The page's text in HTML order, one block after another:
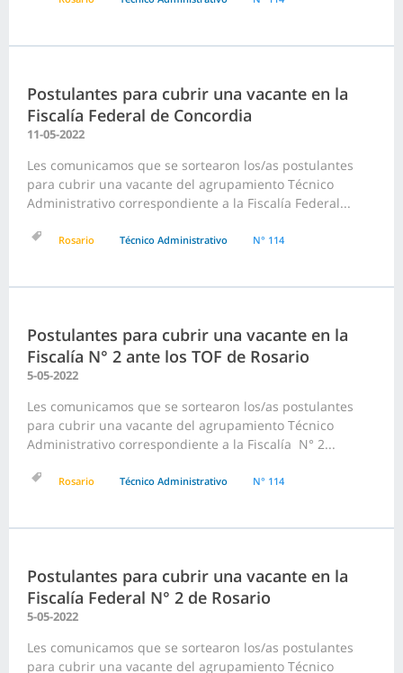
Postulantes para cubrir una vacante en la
Fiscalía Federal de Concordia
11-05-2022
Les comunicamos que se sortearon los/as postulantes
para cubrir una vacante del agrupamiento Técnico
Administrativo correspondiente a la Fiscalía Federal...
Rosario Técnico Administrativo N° 114
Postulantes para cubrir una vacante en la
Fiscalía N° 2 ante los TOF de Rosario
5-05-2022
Les comunicamos que se sortearon los/as postulantes
para cubrir una vacante del agrupamiento Técnico
Administrativo correspondiente a la Fiscalía N° 2...
Rosario Técnico Administrativo N° 114
Postulantes para cubrir una vacante en la
Fiscalía Federal N° 2 de Rosario
5-05-2022
Les comunicamos que se sortearon los/as postulantes
para cubrir una vacante del agrupamiento Técnico